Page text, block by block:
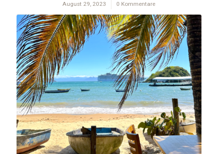
August 29, 2023
/ 0 Kommentare